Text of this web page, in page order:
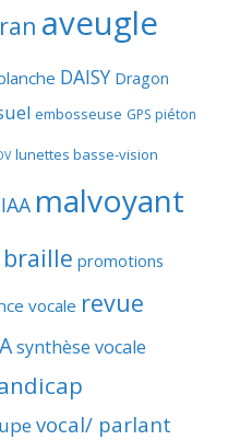
aveugle
DAISY Dragon
embosseuse GPS piéton
lunettes basse-vision
malvoyant
promotions
vocale revue
synthèse vocale
vocal/ parlant